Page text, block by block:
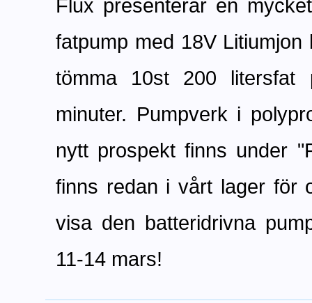
Flux presenterar en
fatpump med 18V
tömma 10st 200 litersfat
minuter. Pumpverk i
nytt prospekt finns under
finns redan i vårt lager för
visa den batteridrivna
11-14 mars!